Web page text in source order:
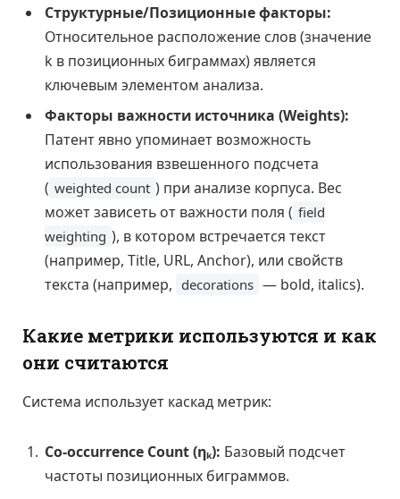
Структурные/Позиционные факторы:
Относительное расположение слов (значение
k в позиционных биграммах) является
ключевым элементом анализа.
Факторы важности источника (Weights):
Патент явно упоминает возможность
использования взвешенного подсчета
( weighted count ) при анализе корпуса. Вес
может зависеть от важности поля ( field
weighting ), в котором встречается текст
(например, Title, URL, Anchor), или свойств
текста (например, decorations — bold, italics).
Какие метрики используются и как
они считаются
Система использует каскад метрик:
Co-occurrence Count (ηₖ): Базовый подсчет
частоты позиционных биграммов.